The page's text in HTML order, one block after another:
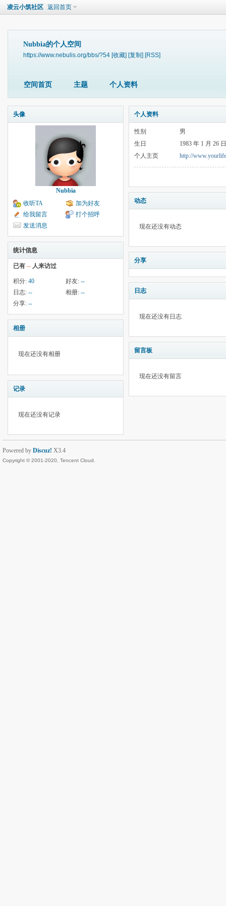
凌云小筑社区 返回首页
Nubbia的个人空间
https://www.nebulis.org/bbs/?54 [收藏] [复制] [RSS]
空间首页 主题 个人资料
头像
Nubbia
收听TA
加为好友
给我留言
打个招呼
发送消息
统计信息
已有 -- 人来访过
积分: 40 好友: --
日志: -- 相册: --
分享: --
相册
现在还没有相册
记录
现在还没有记录
个人资料
性别
男
生日
1983 年 1 月 26 日
个人主页
http://
动态
现在还没有动态
分享
日志
现在还没有日志
留言板
现在还没有留言
Powered by Discuz! X3.4
Copyright © 2001-2020, Tencent Cloud.